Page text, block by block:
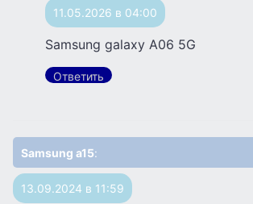
11.05.2026 в 04:00
Samsung galaxy A06 5G
Ответить
Samsung a15:
13.09.2024 в 11:59